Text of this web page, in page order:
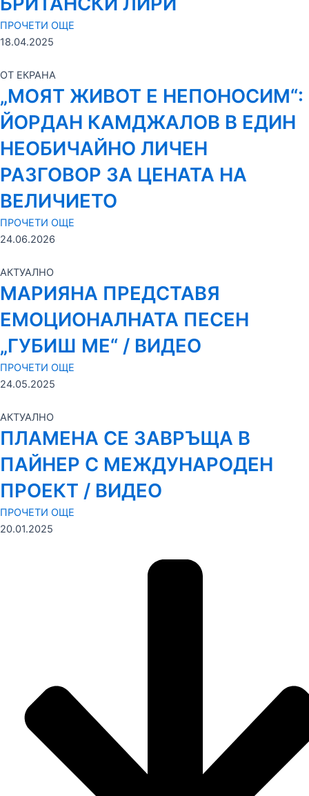
ПРОЧЕТИ ОЩЕ
18.04.2025
ОТ ЕКРАНА
„МОЯТ ЖИВОТ Е НЕПОНОСИМ“:
ЙОРДАН КАМДЖАЛОВ В ЕДИН
НЕОБИЧАЙНО ЛИЧЕН
РАЗГОВОР ЗА ЦЕНАТА НА
ВЕЛИЧИЕТО
ПРОЧЕТИ ОЩЕ
24.06.2026
АКТУАЛНО
МАРИЯНА ПРЕДСТАВЯ
ЕМОЦИОНАЛНАТА ПЕСЕН
„ГУБИШ МЕ“ / ВИДЕО
ПРОЧЕТИ ОЩЕ
24.05.2025
АКТУАЛНО
ПЛАМЕНА СЕ ЗАВРЪЩА В
ПАЙНЕР С МЕЖДУНАРОДЕН
ПРОЕКТ / ВИДЕО
ПРОЧЕТИ ОЩЕ
20.01.2025